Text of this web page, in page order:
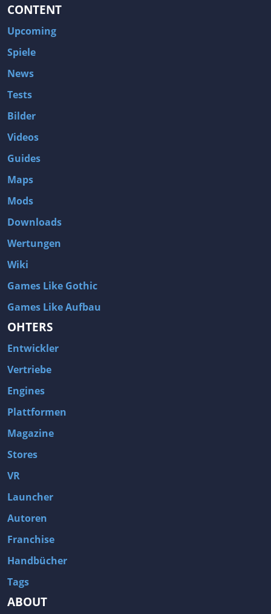
CONTENT
Upcoming
Spiele
News
Tests
Bilder
Videos
Guides
Maps
Mods
Downloads
Wertungen
Wiki
Games Like Gothic
Games Like Aufbau
OHTERS
Entwickler
Vertriebe
Engines
Plattformen
Magazine
Stores
VR
Launcher
Autoren
Franchise
Handbücher
Tags
ABOUT